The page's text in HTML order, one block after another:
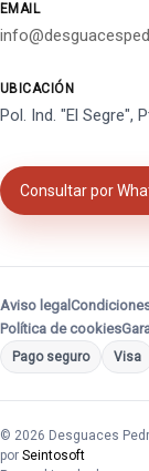
EMAIL
UBICACIÓN
Pol. Ind. "El Segre",
Consultar por
Aviso legal
Política de cookies
Pago seguro Visa
© 2026 Desguaces
por Seintosoft